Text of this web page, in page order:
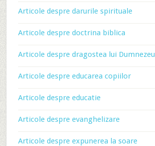
Articole despre darurile spirituale
Articole despre doctrina biblica
Articole despre dragostea lui Dumnezeu
Articole despre educarea copiilor
Articole despre educatie
Articole despre evanghelizare
Articole despre expunerea la soare